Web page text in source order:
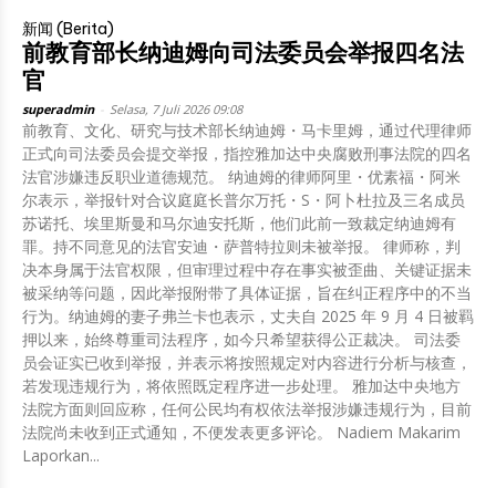
新闻 (Berita)
前教育部长纳迪姆向司法委员会举报四名法
官
superadmin Selasa, 7 Juli 2026 09:08
前教育、文化、研究与技术部长纳迪姆・马卡里姆，通过代理律师
正式向司法委员会提交举报，指控雅加达中央腐败刑事法院的四名
法官涉嫌违反职业道德规范。 纳迪姆的律师阿里・优素福・阿米
尔表示，举报针对合议庭庭长普尔万托・S・阿卜杜拉及三名成员
苏诺托、埃里斯曼和马尔迪安托斯，他们此前一致裁定纳迪姆有
罪。持不同意见的法官安迪・萨普特拉则未被举报。 律师称，判
决本身属于法官权限，但审理过程中存在事实被歪曲、关键证据未
被采纳等问题，因此举报附带了具体证据，旨在纠正程序中的不当
行为。纳迪姆的妻子弗兰卡也表示，丈夫自 2025 年 9 月 4 日被羁
押以来，始终尊重司法程序，如今只希望获得公正裁决。 司法委
员会证实已收到举报，并表示将按照规定对内容进行分析与核查，
若发现违规行为，将依照既定程序进一步处理。 雅加达中央地方
法院方面则回应称，任何公民均有权依法举报涉嫌违规行为，目前
法院尚未收到正式通知，不便发表更多评论。 Nadiem Makarim
Laporkan...